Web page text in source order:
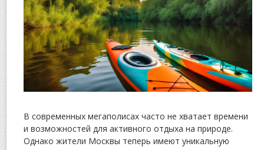
В современных мегаполисах часто не хватает времени
и возможностей для активного отдыха на природе.
Однако жители Москвы теперь имеют уникальную